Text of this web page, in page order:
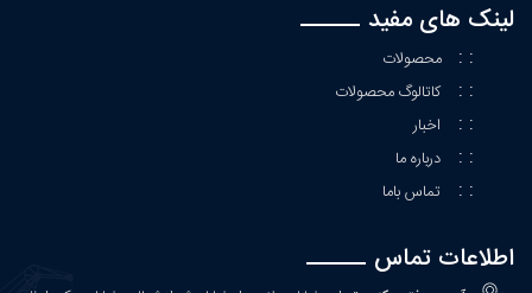
لینک های مفید
: : محصولات
: :کاتالوگ محصولات
: : اخبار
: : درباره ما
: : تماس باما
اطلاعات تماس